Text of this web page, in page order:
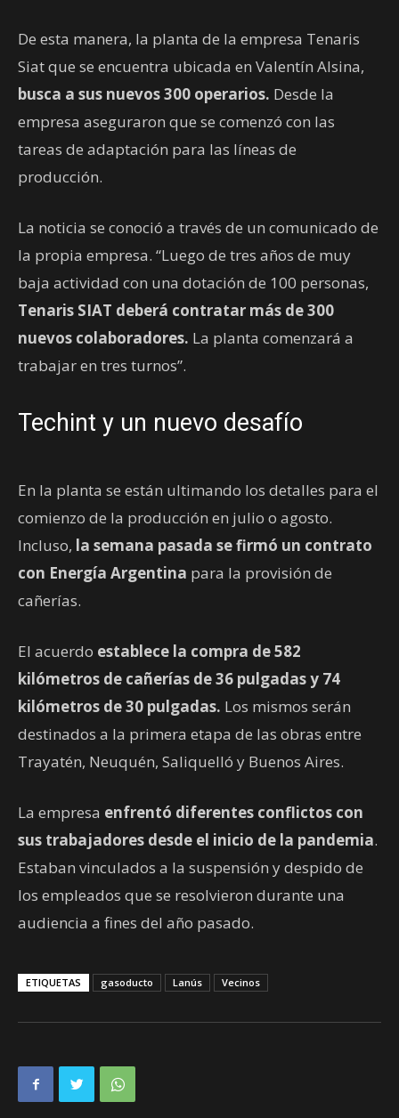
De esta manera, la planta de la empresa Tenaris
Siat que se encuentra ubicada en Valentín Alsina,
busca a sus nuevos 300 operarios. Desde la
empresa aseguraron que se comenzó con las
tareas de adaptación para las líneas de
producción.
La noticia se conoció a través de un comunicado de
la propia empresa. “Luego de tres años de muy
baja actividad con una dotación de 100 personas,
Tenaris SIAT deberá contratar más de 300
nuevos colaboradores. La planta comenzará a
trabajar en tres turnos”.
Techint y un nuevo desafío
En la planta se están ultimando los detalles para el
comienzo de la producción en julio o agosto.
Incluso, la semana pasada se firmó un contrato
con Energía Argentina para la provisión de
cañerías.
El acuerdo establece la compra de 582
kilómetros de cañerías de 36 pulgadas y 74
kilómetros de 30 pulgadas. Los mismos serán
destinados a la primera etapa de las obras entre
Trayatén, Neuquén, Saliquelló y Buenos Aires.
La empresa enfrentó diferentes conflictos con
sus trabajadores desde el inicio de la pandemia.
Estaban vinculados a la suspensión y despido de
los empleados que se resolvieron durante una
audiencia a fines del año pasado.
ETIQUETAS gasoducto Lanús Vecinos